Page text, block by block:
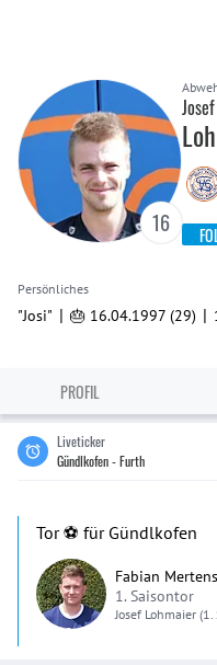
16
Josef
Persönliches
"Josi" | 🎂 16.04.1997 (29) |
PROFIL
Liveticker
Gündlkofen - Furth
Tor ⚽️ für Gündlkofen
Fabian Mertens
1. Saisontor
Josef Lohmaier (1.